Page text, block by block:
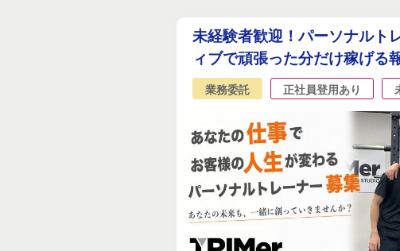
未経験者歓迎！パーソナルト
ィブで頑張った分だけ稼げる
業務委託 正社員登用あり